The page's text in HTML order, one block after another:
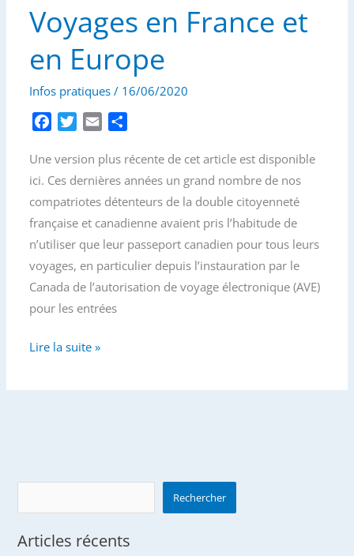
Voyages en France et
en Europe
Infos pratiques / 16/06/2020
c
e
b
o
k
i
t
t
a
i
l
r
t
a
g
r
Une version plus récente de cet article est disponible
ici. Ces dernières années un grand nombre de nos
compatriotes détenteurs de la double citoyenneté
française et canadienne avaient pris l’habitude de
n’utiliser que leur passeport canadien pour tous leurs
voyages, en particulier depuis l’instauration par le
Canada de l’autorisation de voyage électronique (AVE)
pour les entrées
Voyages
Lire la suite »
Rechercher
Articles récents